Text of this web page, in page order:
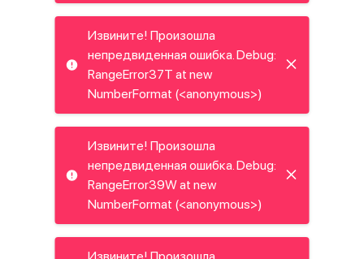
Извините! Произошла
непредвиденная ошибка. Debug:
RangeError37T at new
NumberFormat (<anonymous>)
Извините! Произошла
непредвиденная ошибка. Debug:
RangeError39W at new
NumberFormat (<anonymous>)